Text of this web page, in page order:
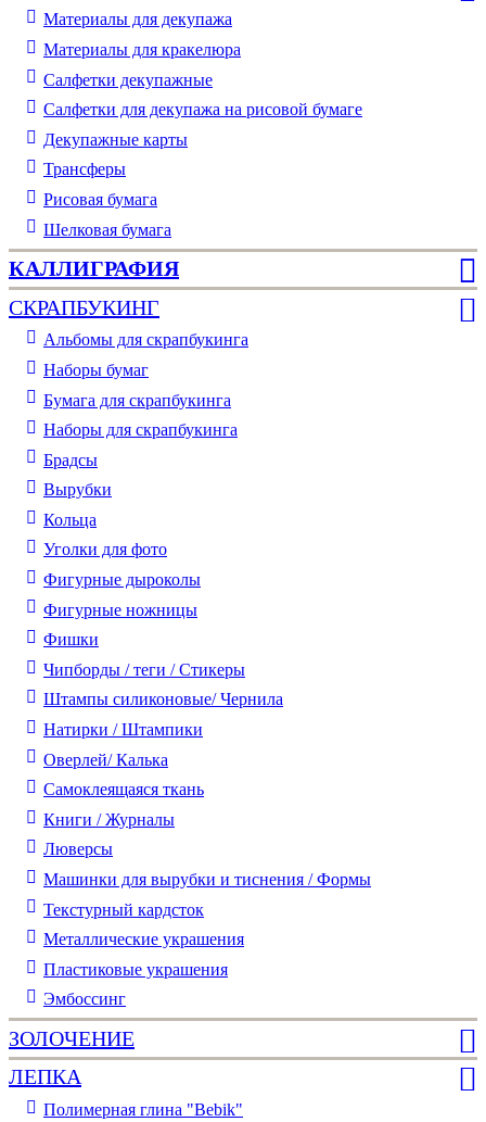
Материалы для декупажа
Материалы для кракелюра
Cалфетки декупажные
Салфетки для декупажа на рисовой бумаге
Декупажные карты
Трансферы
Рисовая бумага
Шелковая бумага
КАЛЛИГРАФИЯ
СКРАПБУКИНГ
Альбомы для скрапбукинга
Наборы бумаг
Бумага для скрапбукинга
Наборы для скрапбукинга
Брадсы
Вырубки
Кольца
Уголки для фото
Фигурные дыроколы
Фигурные ножницы
Фишки
Чипборды / теги / Стикеры
Штампы силиконовые/ Чернила
Натирки / Штампики
Оверлей/ Калька
Самоклеящаяся ткань
Книги / Журналы
Люверсы
Машинки для вырубки и тиснения / Формы
Текстурный кардсток
Металлические украшения
Пластиковые украшения
Эмбоссинг
ЗОЛОЧЕНИЕ
ЛЕПКА
Полимерная глина "Bebik"